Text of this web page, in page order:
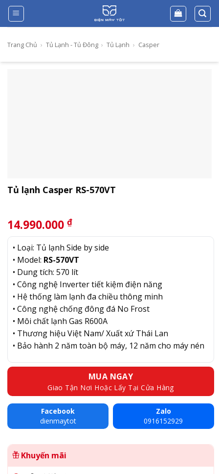
Skip
content
Trang Chủ › Tủ Lạnh - Tủ Đông › Tủ Lạnh › Casper
Tủ lạnh Casper RS-570VT
14.990.000 ₫
• Loại: Tủ lạnh Side by side
• Model: RS-570VT
• Dung tích: 570 lít
• Công nghệ Inverter tiết kiệm điện năng
• Hệ thống làm lạnh đa chiều thông minh
• Công nghệ chống đông đá No Frost
• Môi chất lạnh Gas R600A
• Thương hiệu Việt Nam/ Xuất xứ Thái Lan
• Bảo hành 2 năm toàn bộ máy, 12 năm cho máy nén
MUA NGAY
Giao Tận Nơi Hoặc Lấy Tại Cửa Hàng
Facebook
dienmaytot
Zalo
0916152929
Khuyến mãi